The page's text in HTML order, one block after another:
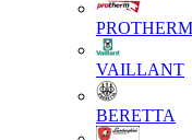
PROTHERM
VAILLANT
BERETTA